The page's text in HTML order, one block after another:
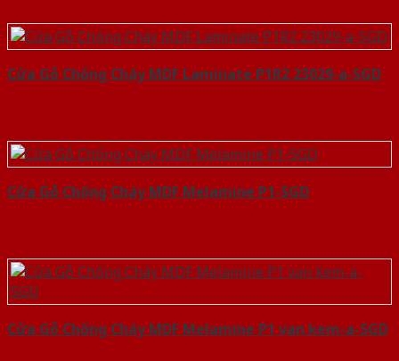
Cửa Gỗ Chống Cháy MDF Laminate P1R2 23029-a-SGD
Cửa Gỗ Chống Cháy MDF Melamine P1-SGD
Cửa Gỗ Chống Cháy MDF Melamine P1 van kem-a-SGD